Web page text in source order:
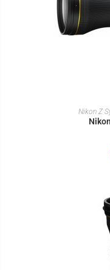
IN
Nikon Z